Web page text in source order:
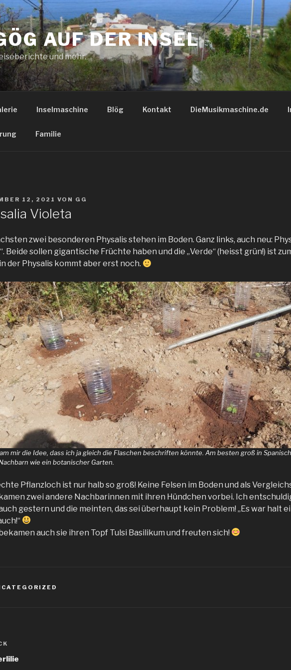
AUF DER INSEL
und mehr.
Inselmaschine Blög Kontakt DieMusikmaschine.de
Familie
12, 2021 VON GG
Violeta
zwei besonderen Physalis stehen im Boden. Ganz links, auch neu:
Beide sollen gigantische Früchte haben und die „Verde“ (heisst grün!) ist
der Physalis kommt aber erst noch.
mir die Idee, dass ich ja gleich die Flaschen beschriften könnte. Am besten groß in
wie ein botanischer Garten.
Pflanzloch ist nur halb so groß! Keine Felsen im Boden und als
zwei andere Nachbarinnen mit ihren Hündchen vorbei. Ich
gestern und die meinten, das sei überhaupt kein Problem! „Es war halt
auch sie ihren Topf Tulsi Basilikum und freuten sich!